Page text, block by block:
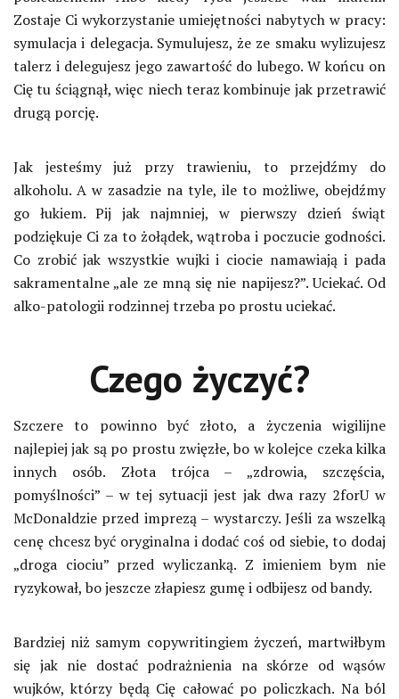
Zostaje Ci wykorzystanie umiejętności nabytych w pracy:
symulacja i delegacja. Symulujesz, że ze smaku wylizujesz
talerz i delegujesz jego zawartość do lubego. W końcu on
Cię tu ściągnął, więc niech teraz kombinuje jak przetrawić
drugą porcję.
Jak jesteśmy już przy trawieniu, to przejdźmy do
alkoholu. A w zasadzie na tyle, ile to możliwe, obejdźmy
go łukiem. Pij jak najmniej, w pierwszy dzień świąt
podziękuje Ci za to żołądek, wątroba i poczucie godności.
Co zrobić jak wszystkie wujki i ciocie namawiają i pada
sakramentalne „ale ze mną się nie napijesz?”. Uciekać. Od
alko-patologii rodzinnej trzeba po prostu uciekać.
Czego życzyć?
Szczere to powinno być złoto, a życzenia wigilijne
najlepiej jak są po prostu zwięzłe, bo w kolejce czeka kilka
innych osób. Złota trójca – „zdrowia, szczęścia,
pomyślności” – w tej sytuacji jest jak dwa razy 2forU w
McDonaldzie przed imprezą – wystarczy. Jeśli za wszelką
cenę chcesz być oryginalna i dodać coś od siebie, to dodaj
„droga ciociu” przed wyliczanką. Z imieniem bym nie
ryzykował, bo jeszcze złapiesz gumę i odbijesz od bandy.
Bardziej niż samym copywritingiem życzeń, martwiłbym
się jak nie dostać podrażnienia na skórze od wąsów
wujków, którzy będą Cię całować po policzkach. Na ból